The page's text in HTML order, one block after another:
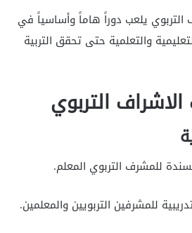
التربوي يلعب دوراً هاماً وأساسياً في
والتعلمية حتى تحقق التربية
التربوي
للمشرف التربوي المعلم.